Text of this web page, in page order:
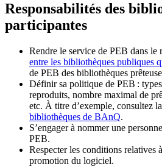
Responsabilités des
participantes
Rendre le service de PEB dans le
entre les bibliothèques publiques
de PEB des bibliothèques
Définir sa politique de PEB :
reproduits, nombre maximal de
etc. À titre d’exemple, consultez la
bibliothèques de BAnQ.
S’engager à nommer une
PEB.
Respecter les conditions relatives
promotion du logiciel.